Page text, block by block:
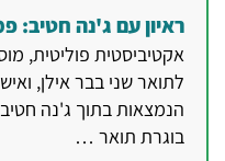
ראיון עם ג'נה חטיב:
אקטיביסטית פוליטית,
לתואר שני בבר אילן,
בוגרת תואר …